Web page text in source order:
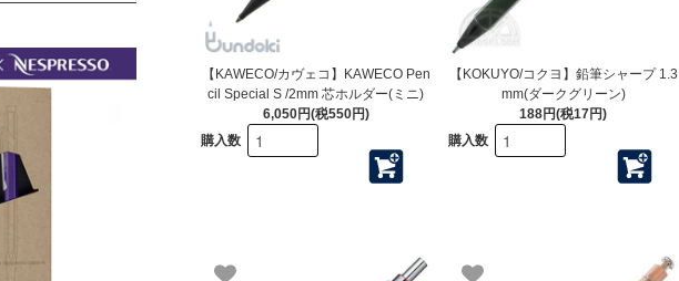
【KAWECO/カヴェコ】KAWECO Pen
cil Special S /2mm 芯ホルダー(ミニ)
6,050円(税550円)
購入数
【KOKUYO/コクヨ】鉛筆シャープ 1.3
mm(ダークグリーン)
188円(税17円)
購入数